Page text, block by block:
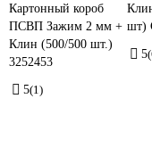
Картонный короб
ПСВП Зажим 2 мм +
Клин (500/500 шт.)
3252453
5(1)
шт)
5